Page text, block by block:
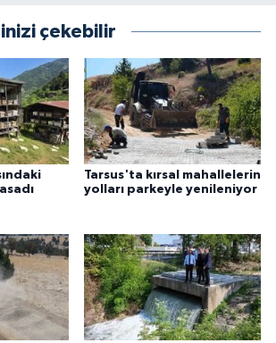
çekebilir
Tarsus'ta kırsal mahallelerin
yolları parkeyle yenileniyor